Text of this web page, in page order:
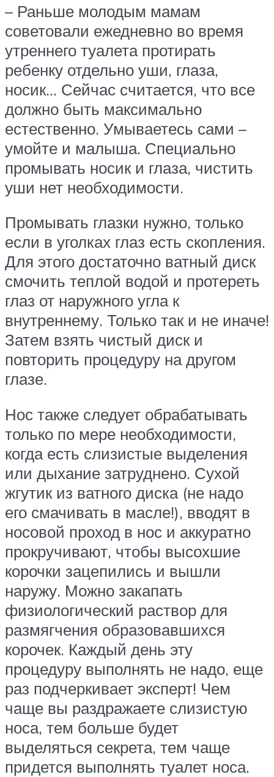
– Раньше молодым мамам
советовали ежедневно во время
утреннего туалета протирать
ребенку отдельно уши, глаза,
носик… Сейчас считается, что все
должно быть максимально
естественно. Умываетесь сами –
умойте и малыша. Специально
промывать носик и глаза, чистить
уши нет необходимости.
Промывать глазки нужно, только
если в уголках глаз есть скопления.
Для этого достаточно ватный диск
смочить теплой водой и протереть
глаз от наружного угла к
внутреннему. Только так и не иначе!
Затем взять чистый диск и
повторить процедуру на другом
глазе.
Нос также следует обрабатывать
только по мере необходимости,
когда есть слизистые выделения
или дыхание затруднено. Сухой
жгутик из ватного диска (не надо
его смачивать в масле!), вводят в
носовой проход в нос и аккуратно
прокручивают, чтобы высохшие
корочки зацепились и вышли
наружу. Можно закапать
физиологический раствор для
размягчения образовавшихся
корочек. Каждый день эту
процедуру выполнять не надо, еще
раз подчеркивает эксперт! Чем
чаще вы раздражаете слизистую
носа, тем больше будет
выделяться секрета, тем чаще
придется выполнять туалет носа.